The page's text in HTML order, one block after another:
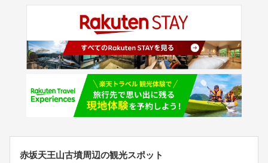
赤坂天王山古墳周辺の観光スポット